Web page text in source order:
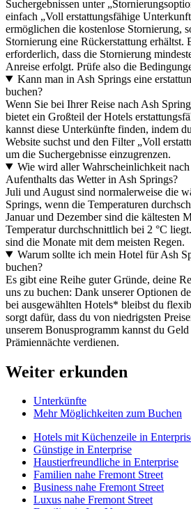
Suchergebnissen unter
einfach „Voll erstattungsfähige
ermöglichen die kostenlose Stornierung,
Stornierung eine Rückerstattung erhältst.
erforderlich, dass die Stornierung
Anreise erfolgt. Prüfe also die
Kann man in Ash Springs eine
buchen?
Wenn Sie bei Ihrer Reise nach Ash
bietet ein Großteil der Hotels
kannst diese Unterkünfte finden, indem
Website suchst und den Filter „Voll
um die Suchergebnisse einzugrenzen.
Wie wird aller Wahrscheinlichkeit
Aufenthalts das Wetter in Ash Springs?
Juli und August sind normalerweise die
Springs, wenn die Temperaturen
Januar und Dezember sind die kältesten
Temperatur durchschnittlich bei 2 °C
sind die Monate mit dem meisten Regen.
Warum sollte ich mein Hotel für Ash
buchen?
Es gibt eine Reihe guter Gründe, deine
uns zu buchen: Dank unserer Optionen
bei ausgewählten Hotels* bleibst du
sorgt dafür, dass du von niedrigsten
unserem Bonusprogramm kannst du
Prämiennächte verdienen.
Weiter erkunden
Unterkünfte
Mehr Möglichkeiten zum Buchen
Hotels mit Küchenzeile in
Günstige in Enterprise
Haustierfreundliche in Enterprise
Familien nahe Fremont Street
Business nahe Fremont Street
Luxus nahe Fremont Street